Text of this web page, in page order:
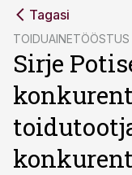
Tagasi
TOIDUAINETÖÖSTUS
Sirje